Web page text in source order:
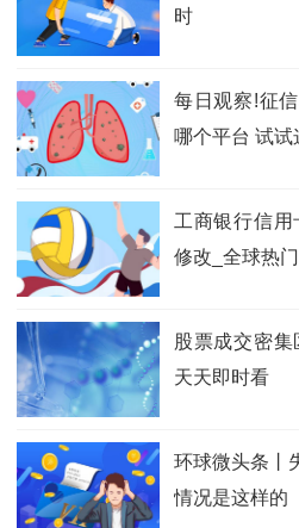
时
每日观察!征
哪个平台 试试
工商银行信
修改_全球热门
股票成交密
天天即时看
环球微头条丨
情况是这样的